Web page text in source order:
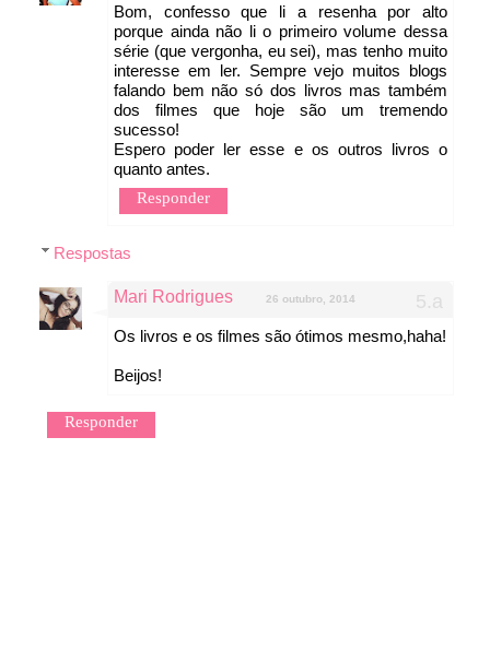
Bom, confesso que li a resenha por alto
porque ainda não li o primeiro volume dessa
série (que vergonha, eu sei), mas tenho muito
interesse em ler. Sempre vejo muitos blogs
falando bem não só dos livros mas também
dos filmes que hoje são um tremendo
sucesso!
Espero poder ler esse e os outros livros o
quanto antes.
Responder
Respostas
Mari Rodrigues 26 outubro, 2014
Os livros e os filmes são ótimos mesmo,haha!
Beijos!
Responder